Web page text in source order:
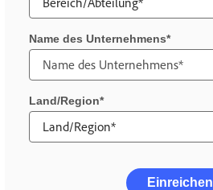
Name des Unternehmens
Land/Region
Einreichen